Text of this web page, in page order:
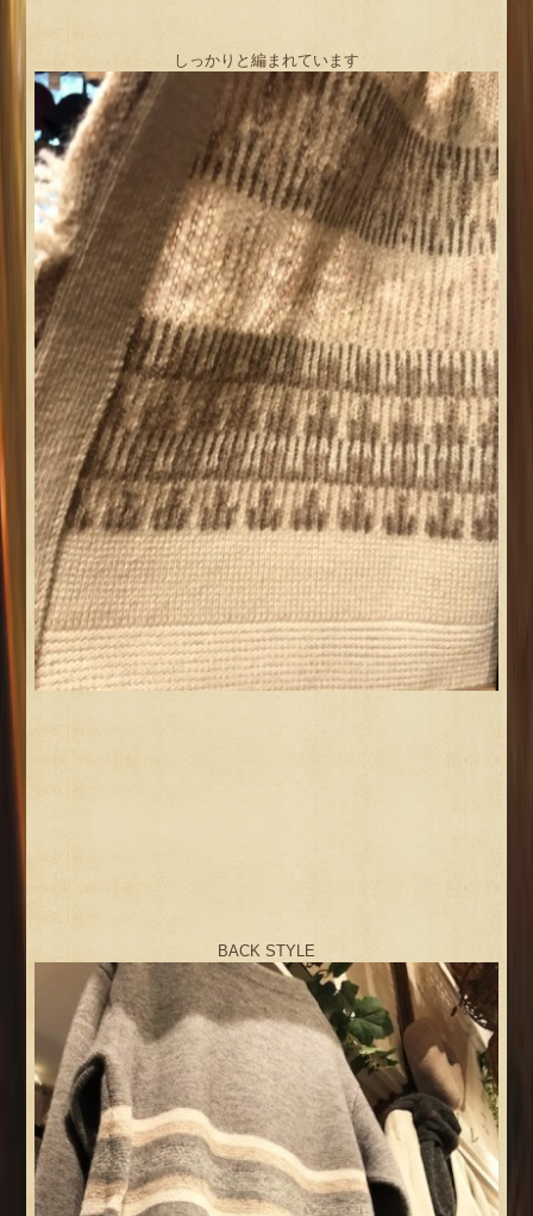
しっかりと編まれています
BACK STYLE